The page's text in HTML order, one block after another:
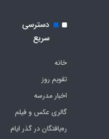
دسترسی
سریع
خانه
تقویم روز
اخبار مدرسه
گالری عکس و فیلم
ره‌یافتگان در گذر ایام